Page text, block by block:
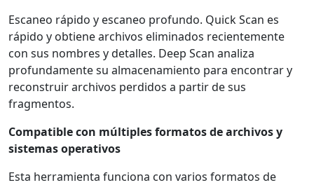
Escaneo rápido y escaneo profundo. Quick Scan es
rápido y obtiene archivos eliminados recientemente
con sus nombres y detalles. Deep Scan analiza
profundamente su almacenamiento para encontrar y
reconstruir archivos perdidos a partir de sus
fragmentos.
Compatible con múltiples formatos de archivos y
sistemas operativos
Esta herramienta funciona con varios formatos de